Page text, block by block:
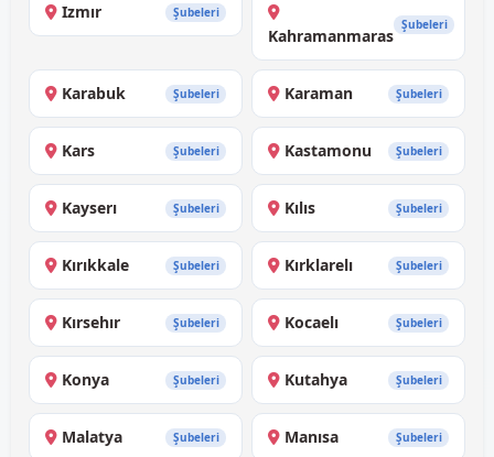
Izmır Şubeleri
Kahramanmaras
Şubeleri
Karabuk Şubeleri Karaman Şubeleri
Kars Şubeleri Kastamonu Şubeleri
Kayserı Şubeleri Kılıs Şubeleri
Kırıkkale Şubeleri Kırklarelı Şubeleri
Kırsehır Şubeleri Kocaelı Şubeleri
Konya Şubeleri Kutahya Şubeleri
Malatya Şubeleri Manısa Şubeleri